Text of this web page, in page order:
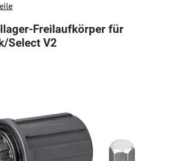
Freilaufkörper für
Select V2